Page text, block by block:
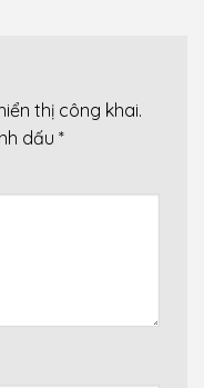
thị công khai.
dấu *